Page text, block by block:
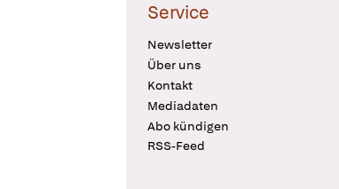
Service
Newsletter
Über uns
Kontakt
Mediadaten
Abo kündigen
RSS-Feed